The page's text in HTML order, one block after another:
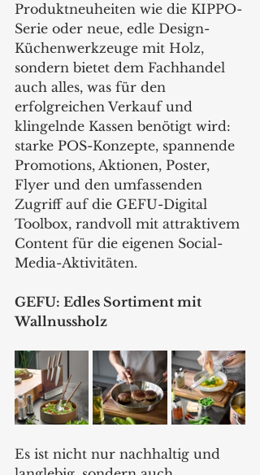
Produktneuheiten wie die KIPPO-
Serie oder neue, edle Design-
Küchenwerkzeuge mit Holz,
sondern bietet dem Fachhandel
auch alles, was für den
erfolgreichen Verkauf und
klingelnde Kassen benötigt wird:
starke POS-Konzepte, spannende
Promotions, Aktionen, Poster,
Flyer und den umfassenden
Zugriff auf die GEFU-Digital
Toolbox, randvoll mit attraktivem
Content für die eigenen Social-
Media-Aktivitäten.
GEFU: Edles Sortiment mit
Wallnussholz
Es ist nicht nur nachhaltig und